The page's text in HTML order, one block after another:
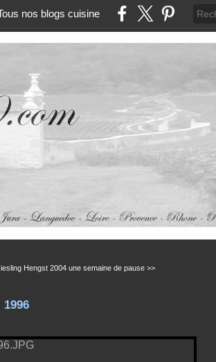
nos blogs cuisine
Hengst 2004 une semaine de pause >>